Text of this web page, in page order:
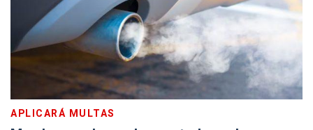
APLICARÁ MULTAS